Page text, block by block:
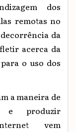
dos
remotas no
da
acerca da
o uso dos
amaneira de
e produzir
vem